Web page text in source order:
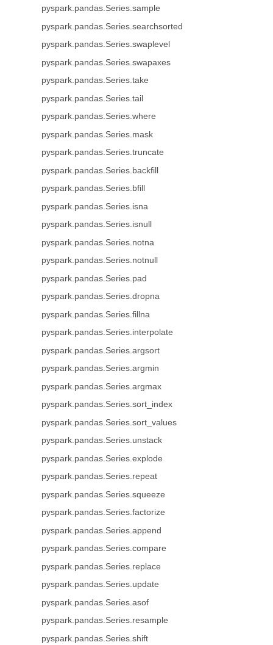
pyspark.pandas.Series.sample
pyspark.pandas.Series.searchsorted
pyspark.pandas.Series.swaplevel
pyspark.pandas.Series.swapaxes
pyspark.pandas.Series.take
pyspark.pandas.Series.tail
pyspark.pandas.Series.where
pyspark.pandas.Series.mask
pyspark.pandas.Series.truncate
pyspark.pandas.Series.backfill
pyspark.pandas.Series.bfill
pyspark.pandas.Series.isna
pyspark.pandas.Series.isnull
pyspark.pandas.Series.notna
pyspark.pandas.Series.notnull
pyspark.pandas.Series.pad
pyspark.pandas.Series.dropna
pyspark.pandas.Series.fillna
pyspark.pandas.Series.interpolate
pyspark.pandas.Series.argsort
pyspark.pandas.Series.argmin
pyspark.pandas.Series.argmax
pyspark.pandas.Series.sort_index
pyspark.pandas.Series.sort_values
pyspark.pandas.Series.unstack
pyspark.pandas.Series.explode
pyspark.pandas.Series.repeat
pyspark.pandas.Series.squeeze
pyspark.pandas.Series.factorize
pyspark.pandas.Series.append
pyspark.pandas.Series.compare
pyspark.pandas.Series.replace
pyspark.pandas.Series.update
pyspark.pandas.Series.asof
pyspark.pandas.Series.resample
pyspark.pandas.Series.shift